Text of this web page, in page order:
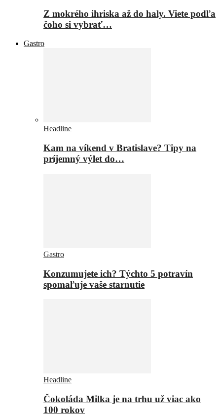
Z mokrého ihriska až do haly. Viete podľa
čoho si vybrať…
Gastro
Headline
Kam na víkend v Bratislave? Tipy na
príjemný výlet do…
Gastro
Konzumujete ich? Týchto 5 potravín
spomaľuje vaše starnutie
Headline
Čokoláda Milka je na trhu už viac ako
100 rokov